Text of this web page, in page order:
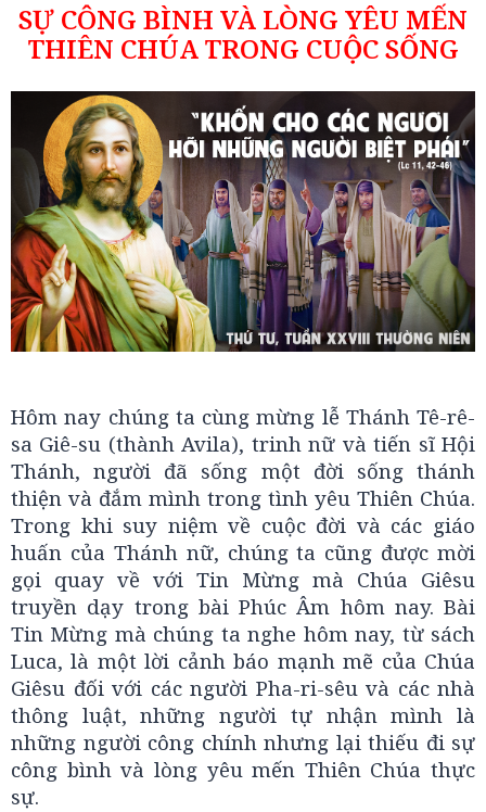
SỰ CÔNG BÌNH VÀ LÒNG YÊU MẾN
THIÊN CHÚA TRONG CUỘC SỐNG
Hôm nay chúng ta cùng mừng lễ Thánh Tê-rê-
sa Giê-su (thành Avila), trinh nữ và tiến sĩ Hội
Thánh, người đã sống một đời sống thánh
thiện và đắm mình trong tình yêu Thiên Chúa.
Trong khi suy niệm về cuộc đời và các giáo
huấn của Thánh nữ, chúng ta cũng được mời
gọi quay về với Tin Mừng mà Chúa Giêsu
truyền dạy trong bài Phúc Âm hôm nay. Bài
Tin Mừng mà chúng ta nghe hôm nay, từ sách
Luca, là một lời cảnh báo mạnh mẽ của Chúa
Giêsu đối với các người Pha-ri-sêu và các nhà
thông luật, những người tự nhận mình là
những người công chính nhưng lại thiếu đi sự
công bình và lòng yêu mến Thiên Chúa thực
sự.